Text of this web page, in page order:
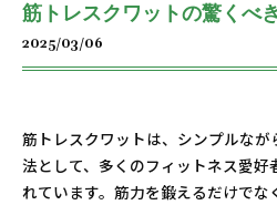
筋トレスクワットの驚くべ
2025/03/06
筋トレスクワットは、シンプルな
法として、多くのフィットネス愛好
れています。筋力を鍛えるだけでな